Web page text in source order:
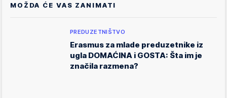
MOŽDA ĆE VAS ZANIMATI
PREDUZETNIŠTVO
Erasmus za mlade preduzetnike iz
ugla DOMAĆINA i GOSTA: Šta im je
značila razmena?